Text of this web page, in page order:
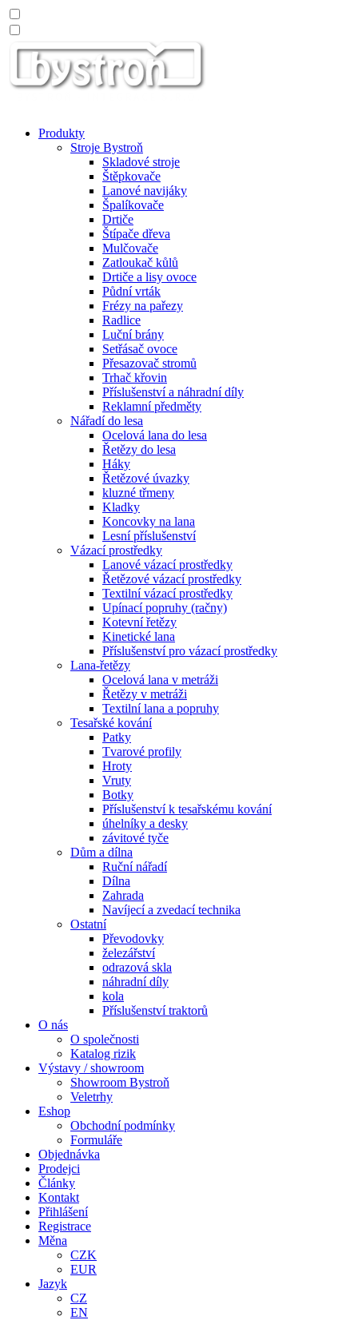
Produkty
Stroje Bystroň
Skladové stroje
Štěpkovače
Lanové navijáky
Špalíkovače
Drtiče
Štípače dřeva
Mulčovače
Zatloukač kůlů
Drtiče a lisy ovoce
Půdní vrták
Frézy na pařezy
Radlice
Luční brány
Setřásač ovoce
Přesazovač stromů
Trhač křovin
Příslušenství a náhradní díly
Reklamní předměty
Nářadí do lesa
Ocelová lana do lesa
Řetězy do lesa
Háky
Řetězové úvazky
kluzné třmeny
Kladky
Koncovky na lana
Lesní příslušenství
Vázací prostředky
Lanové vázací prostředky
Řetězové vázací prostředky
Textilní vázací prostředky
Upínací popruhy (račny)
Kotevní řetězy
Kinetické lana
Příslušenství pro vázací prostředky
Lana-řetězy
Ocelová lana v metráži
Řetězy v metráži
Textilní lana a popruhy
Tesařské kování
Patky
Tvarové profily
Hroty
Vruty
Botky
Příslušenství k tesařskému kování
úhelníky a desky
závitové tyče
Dům a dílna
Ruční nářadí
Dílna
Zahrada
Navíjecí a zvedací technika
Ostatní
Převodovky
železářství
odrazová skla
náhradní díly
kola
Příslušenství traktorů
O nás
O společnosti
Katalog rizik
Výstavy / showroom
Showroom Bystroň
Veletrhy
Eshop
Obchodní podmínky
Formuláře
Objednávka
Prodejci
Články
Kontakt
Přihlášení
Registrace
Měna
CZK
EUR
Jazyk
CZ
EN